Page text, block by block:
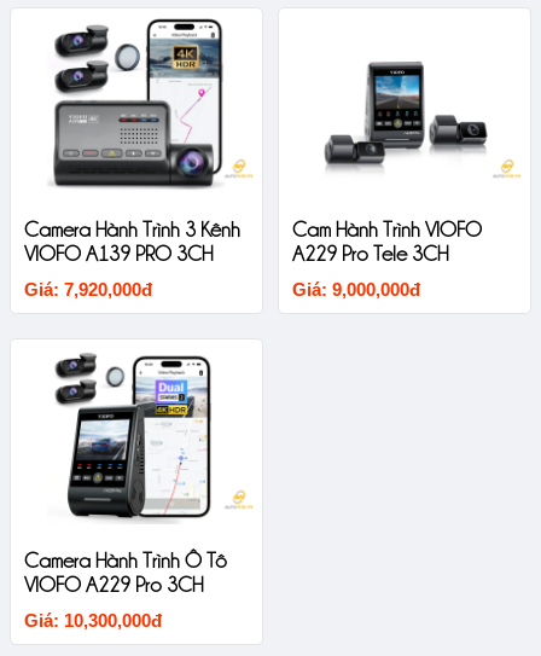
Camera Hành Trình 3 Kênh
VIOFO A139 PRO 3CH
Giá: 7,920,000đ
Cam Hành Trình VIOFO
A229 Pro Tele 3CH
Giá: 9,000,000đ
Camera Hành Trình Ô Tô
VIOFO A229 Pro 3CH
Giá: 10,300,000đ